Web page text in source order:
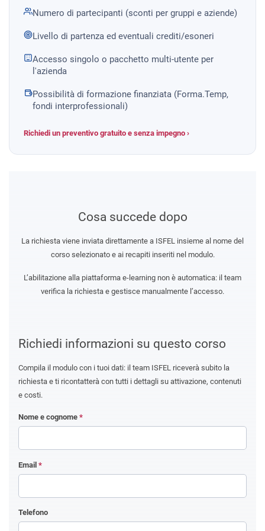
Numero di partecipanti (sconti per gruppi e aziende)
Livello di partenza ed eventuali crediti/esoneri
Accesso singolo o pacchetto multi-utente per
l'azienda
Possibilità di formazione finanziata (Forma.Temp,
fondi interprofessionali)
Richiedi un preventivo gratuito e senza impegno ›
Richiedi informazioni su questo corso
Compila il modulo con i tuoi dati: il team ISFEL riceverà subito la
richiesta e ti ricontatterà con tutti i dettagli su attivazione, contenuti
e costi.
Nome e cognome *
Email *
Telefono
Cosa succede dopo
La richiesta viene inviata direttamente a ISFEL insieme al nome del
corso selezionato e ai recapiti inseriti nel modulo.
L’abilitazione alla piattaforma e-learning non è automatica: il team
verifica la richiesta e gestisce manualmente l’accesso.